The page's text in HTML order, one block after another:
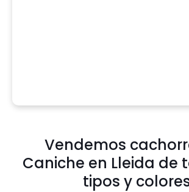
Vendemos
Caniche en Lleida de
tipos y